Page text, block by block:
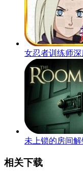
女忍者训练师
未上锁的房间
相关下载